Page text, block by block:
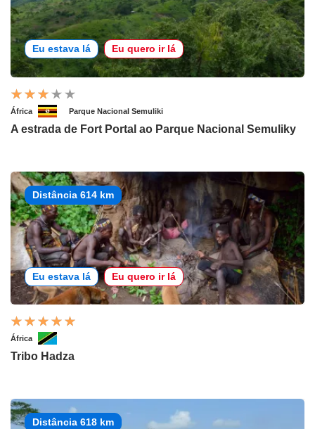
Eu estava lá Eu quero ir lá
África Parque Nacional Semuliki
A estrada de Fort Portal ao Parque Nacional Semuliky
Distância 614 km
Eu estava lá Eu quero ir lá
África
Tribo Hadza
Distância 618 km